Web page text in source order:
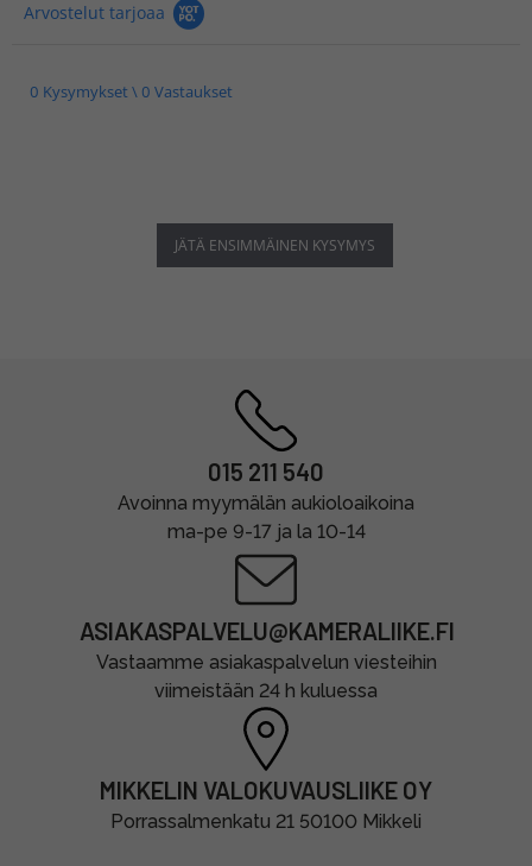
Arvostelut tarjoaa
0 Kysymykset \ 0 Vastaukset
JÄTÄ ENSIMMÄINEN KYSYMYS
015 211 540
Avoinna myymälän aukioloaikoina
ma-pe 9-17 ja la 10-14
ASIAKASPALVELU@KAMERALIIKE.FI
Vastaamme asiakaspalvelun viesteihin
viimeistään 24 h kuluessa
MIKKELIN VALOKUVAUSLIIKE OY
Porrassalmenkatu 21 50100 Mikkeli